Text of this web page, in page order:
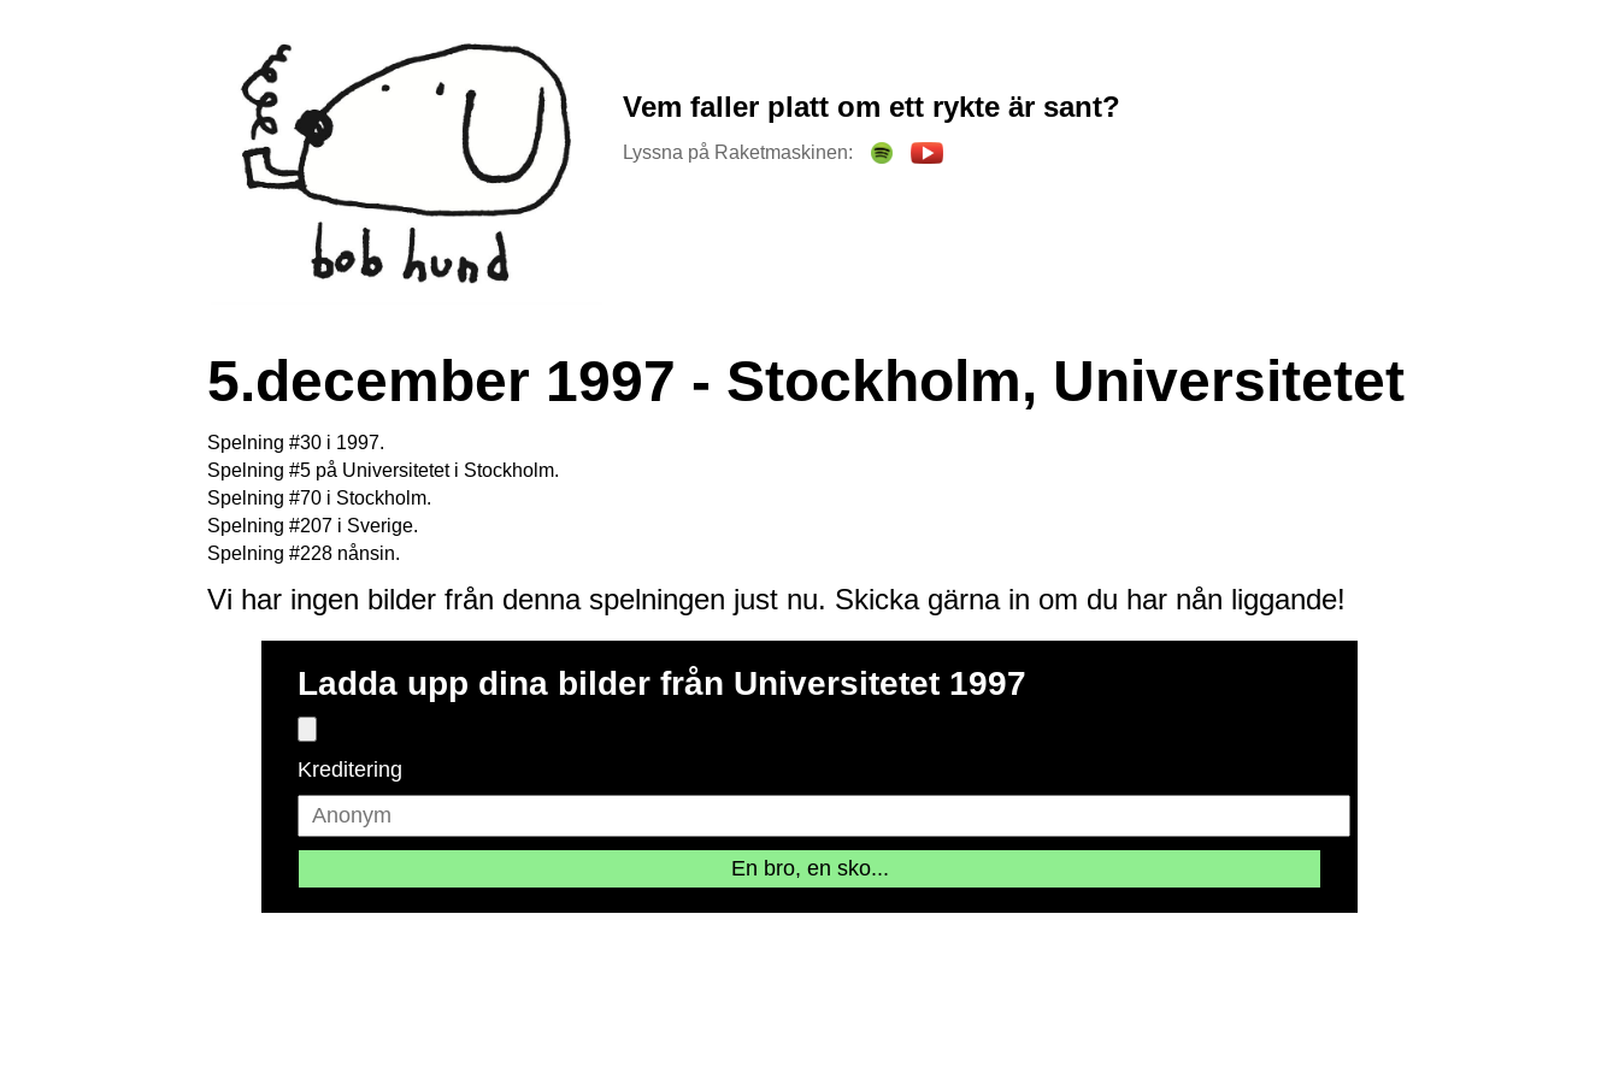
Vem faller platt om ett rykte är sant?
Lyssna på Raketmaskinen:
5.december 1997 - Stockholm, Universitetet
Spelning #30 i 1997.
Spelning #5 på Universitetet i Stockholm.
Spelning #70 i Stockholm.
Spelning #207 i Sverige.
Spelning #228 nånsin.
Vi har ingen bilder från denna spelningen just nu. Skicka gärna in om du har nån liggande!
Ladda upp dina bilder från Universitetet 1997
Kreditering